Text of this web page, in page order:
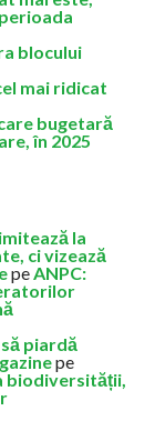
blocului
mai ridicat
bugetară
în 2025
la
ci vizează
peANPC:
piardă
pe
biodiversității,